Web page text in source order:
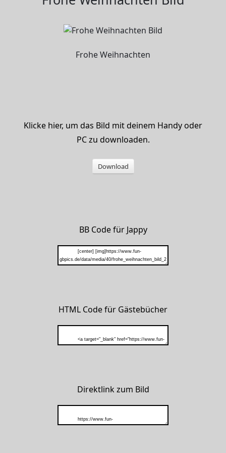
Frohe Weihnachten
Klicke hier, um das Bild mit deinem Handy oder
PC zu downloaden.
Download
BB Code für Jappy
HTML Code für Gästebücher
Direktlink zum Bild